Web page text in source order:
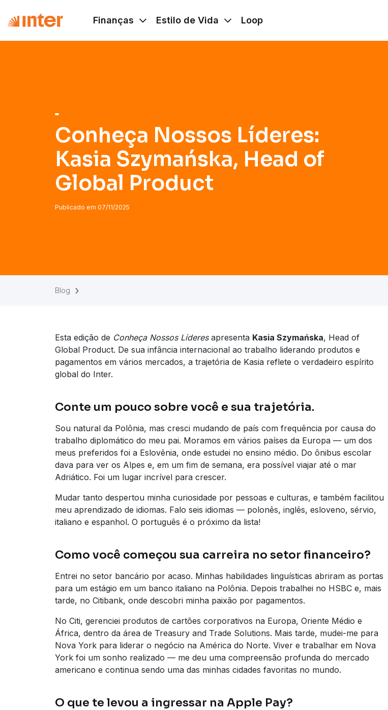
Finanças Estilo de Vida Loop
Conheça Nossos Líderes:
Kasia Szymańska, Head of
Global Product
Publicado em 07/11/2025
Blog
Esta edição de Conheça Nossos Líderesapresenta Kasia Szymańska, Head of
Global Product. De sua infância internacional ao trabalho liderando produtos e
pagamentos em vários mercados, a trajetória de Kasia reflete o verdadeiro espírito
global do Inter.
Conte um pouco sobre você e sua trajetória.
Sou natural da Polônia, mas cresci mudando de país com frequência por causa do
trabalho diplomático do meu pai. Moramos em vários países da Europa — um dos
meus preferidos foi a Eslovênia, onde estudei no ensino médio. Do ônibus escolar
dava para ver os Alpes e, em um fim de semana, era possível viajar até o mar
Adriático. Foi um lugar incrível para crescer.
Mudar tanto despertou minha curiosidade por pessoas e culturas, e também facilitou
meu aprendizado de idiomas. Falo seis idiomas — polonês, inglês, esloveno, sérvio,
italiano e espanhol. O português é o próximo da lista!
Como você começou sua carreira no setor financeiro?
Entrei no setor bancário por acaso. Minhas habilidades linguísticas abriram as portas
para um estágio em um banco italiano na Polônia. Depois trabalhei no HSBC e, mais
tarde, no Citibank, onde descobri minha paixão por pagamentos.
No Citi, gerenciei produtos de cartões corporativos na Europa, Oriente Médio e
África, dentro da área de Treasury and Trade Solutions. Mais tarde, mudei-me para
Nova York para liderar o negócio na América do Norte. Viver e trabalhar em Nova
York foi um sonho realizado — me deu uma compreensão profunda do mercado
americano e continua sendo uma das minhas cidades favoritas no mundo.
O que te levou a ingressar na Apple Pay?